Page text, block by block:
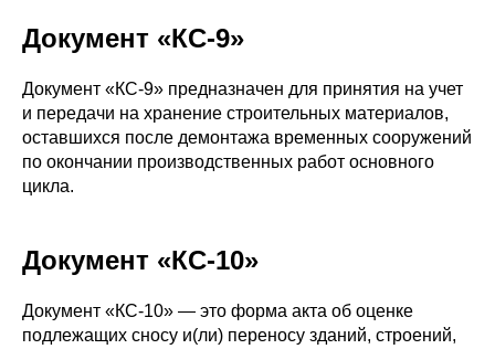
Документ «КС-9»
Документ «КС-9» предназначен для принятия на учет
и передачи на хранение строительных материалов,
оставшихся после демонтажа временных сооружений
по окончании производственных работ основного
цикла.
Документ «КС-10»
Документ «КС-10» — это форма акта об оценке
подлежащих сносу и(ли) переносу зданий, строений,